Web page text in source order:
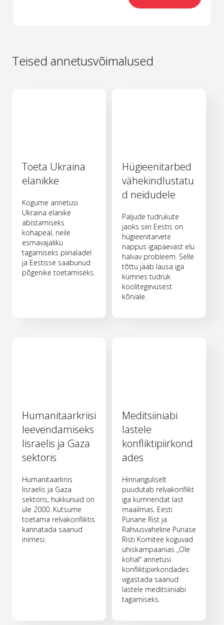
Teised annetusvõimalused
Toeta Ukraina
elanikke
Kogume annetusi
Ukraina elanike
abistamiseks
kohapeal, neile
esmavajaliku
tagamiseks piirialadel
ja Eestisse saabunud
põgenike toetamiseks.
Hügieenitarbed
vähekindlustatu
d neidudele
Paljude tüdrukute
jaoks siin Eestis on
hügieenitarvete
nappus igapäevast elu
halvav probleem. Selle
tõttu jääb lausa iga
kümnes tüdruk
koolitegevusest
kõrvale.
Humanitaarkriisi
leevendamiseks
Iisraelis ja Gaza
sektoris
Humanitaarkriis
Iisraelis ja Gaza
sektoris, hukkunuid on
üle 2000. Kutsume
toetama relvakonfliktis
kannatada saanud
inimesi.
Meditsiiniabi
lastele
konfliktipiirkond
ades
Hinnanguliselt
puudutab relvakonflikt
iga kümnendat last
maailmas. Eesti
Punane Rist ja
Rahvusvaheline Punase
Risti Komitee koguvad
ühiskampaanias „Ole
kohal“ annetusi
konfliktipiirkondades
vigastada saanud
lastele meditsiiniabi
tagamiseks.